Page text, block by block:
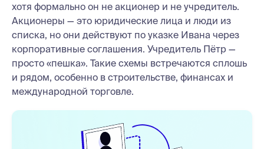
хотя формально он не акционер и не учредитель.
Акционеры — это юридические лица и люди из
списка, но они действуют по указке Ивана через
корпоративные соглашения. Учредитель Пётр —
просто «пешка». Такие схемы встречаются сплошь
и рядом, особенно в строительстве, финансах и
международной торговле.